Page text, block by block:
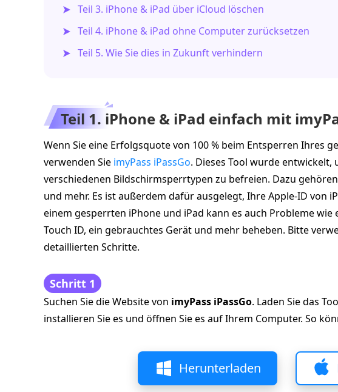
Teil 3. iPhone & iPad über iCloud löschen
Teil 4. iPhone & iPad ohne Computer zurücksetzen
Teil 5. Wie Sie dies in Zukunft verhindern
Teil 1. iPhone & iPad einfach mit
Wenn Sie eine Erfolgsquote von 100 % beim Entsperren Ihres
verwenden Sie imyPass iPassGo. Dieses Tool wurde
verschiedenen Bildschirm­sperr­typen zu befreien. Dazu gehören
und mehr. Es ist außerdem dafür ausgelegt, Ihre Apple‑ID von
einem gesperrten iPhone und iPad kann es auch Probleme
Touch ID, ein gebrauchtes Gerät und mehr beheben. Bitte
detaillierten Schritte.
Schritt 1
Suchen Sie die Website von imyPass iPassGo. Laden Sie das
installieren Sie es und öffnen Sie es auf Ihrem Computer. So
Herunterladen